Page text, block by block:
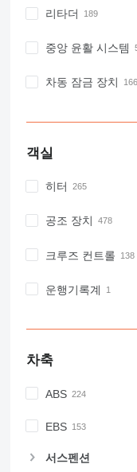
리타더
중앙 윤활 시스템
차동 잠금 장치
객실
히터
공조 장치
크루즈 컨트롤
운행기록계
차축
ABS
EBS
서스펜션